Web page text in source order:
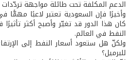
الدعم المكلفة تحت طائلة مواجهة تردّدات
وأخيرًا فإن السعودية تعتبر لاعبًا مهمًّا
كان هذا الدور قد تغيّر وأصبح أكثر
النفط في العالم.
ولكنّ هل ستعود أسعار النفط إلى
للبرميل؟